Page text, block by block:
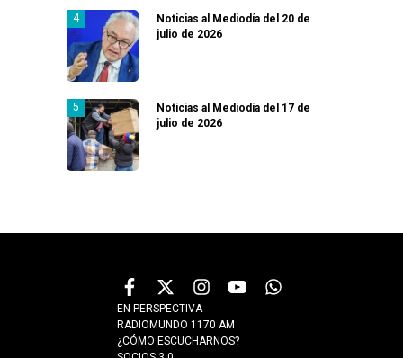
Noticias al Mediodía del 20 de
julio de 2026
Noticias al Mediodía del 17 de
julio de 2026
EN PERSPECTIVA
RADIOMUNDO 1170 AM
¿CÓMO ESCUCHARNOS?